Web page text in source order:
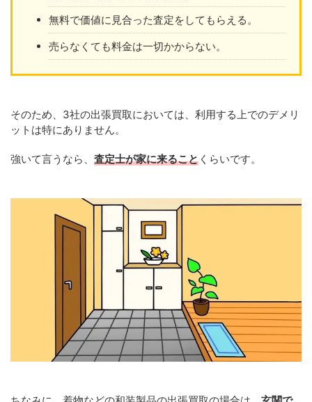
無料で価値に見合った査定をしてもらえる。
売らなくても料金は一切かからない。
そのため、3社の出張買取においては、利用する上でのデメリ
ットは特にありません。
強いて言うなら、 査定士が家に来ること くらいです。